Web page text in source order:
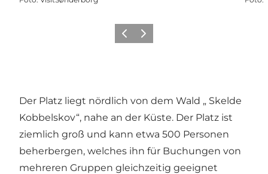
ZurückWeiter
Der Platz liegt nördlich von dem Wald „ Skelde
Kobbelskov“, nahe an der Küste. Der Platz ist
ziemlich groß und kann etwa 500 Personen
beherbergen, welches ihn für Buchungen von
mehreren Gruppen gleichzeitig geeignet